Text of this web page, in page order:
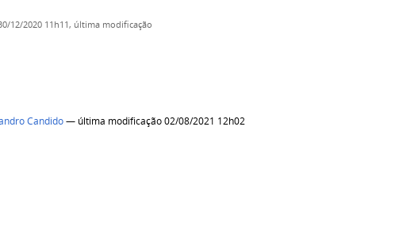
12/2020 11h11, última modificação
Candido— última modificação 02/08/2021 12h02